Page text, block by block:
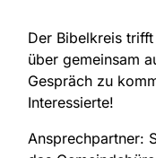
Der Bibelkreis
über gemeinsam
Gespräch zu
Interessierte!
Ansprechpartner: